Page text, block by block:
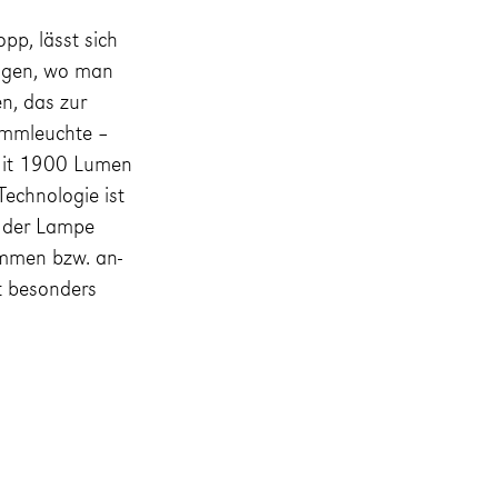
lässt sich
wo man
das zur
–
1900 Lumen
ist
Lampe
bzw. an-